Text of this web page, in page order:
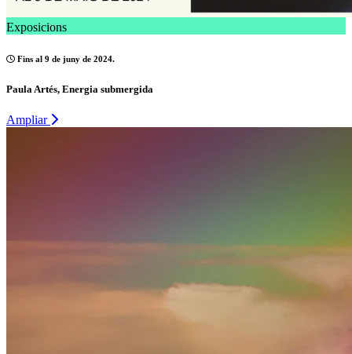
Exposicions
Fins al 9 de juny de 2024.
Paula Artés, Energia submergida
Ampliar